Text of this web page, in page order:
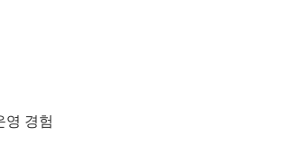
영 경험